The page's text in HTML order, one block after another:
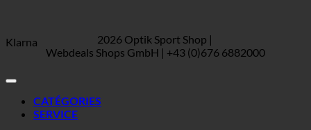
Klarna
2026 Optik Sport Shop |
Webdeals Shops GmbH | +43 (0)676 6882000
CATÉGORIES
SERVICE